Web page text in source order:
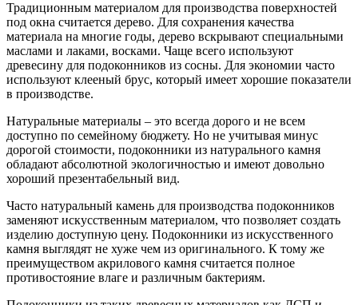
Традиционным материалом для производства поверхностей
под окна считается дерево. Для сохранения качества
материала на многие годы, дерево вскрывают специальными
маслами и лаками, восками. Чаще всего используют
древесину для подоконников из сосны. Для экономии часто
используют клееный брус, который имеет хорошие показатели
в производстве.
Натуральные материалы – это всегда дорого и не всем
доступно по семейному бюджету. Но не учитывая минус
дорогой стоимости, подоконники из натурального камня
обладают абсолютной экологичностью и имеют довольно
хороший презентабельный вид.
Часто натуральный камень для производства подоконников
заменяют искусственным материалом, что позволяет создать
изделию доступную цену. Подоконники из искусственного
камня выглядят не хуже чем из оригинального. К тому же
преимуществом акрилового камня считается полное
противостояние влаге и различным бактериям.